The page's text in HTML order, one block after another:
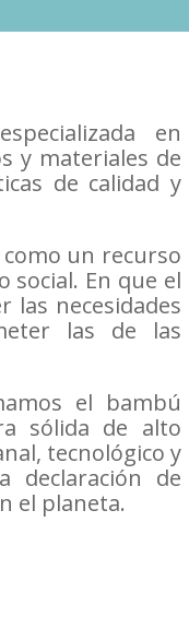
en
y materiales de
de calidad y
un recurso
social. En que el
las necesidades
las de las
el bambú
sólida de alto
tecnológico y
declaración de
el planeta.